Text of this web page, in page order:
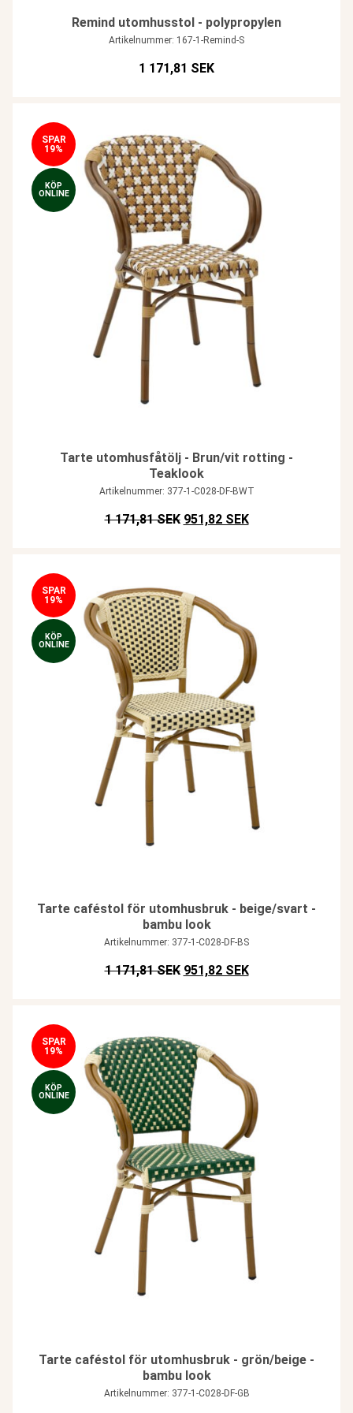
Remind utomhusstol - polypropylen
Artikelnummer: 167-1-Remind-S
1 171,81 SEK
SPAR
19%
KÖP
ONLINE
Tarte utomhusfåtölj - Brun/vit rotting -
Teaklook
Artikelnummer: 377-1-C028-DF-BWT
1 171,81 SEK Det ursprungliga priset var:
951,82 SEKDet nuvarande
SPAR
19%
KÖP
ONLINE
Tarte caféstol för utomhusbruk - beige/svart -
bambu look
Artikelnummer: 377-1-C028-DF-BS
1 171,81 SEK Det ursprungliga priset var:
951,82 SEKDet nuvarande
SPAR
19%
KÖP
ONLINE
Tarte caféstol för utomhusbruk - grön/beige -
bambu look
Artikelnummer: 377-1-C028-DF-GB